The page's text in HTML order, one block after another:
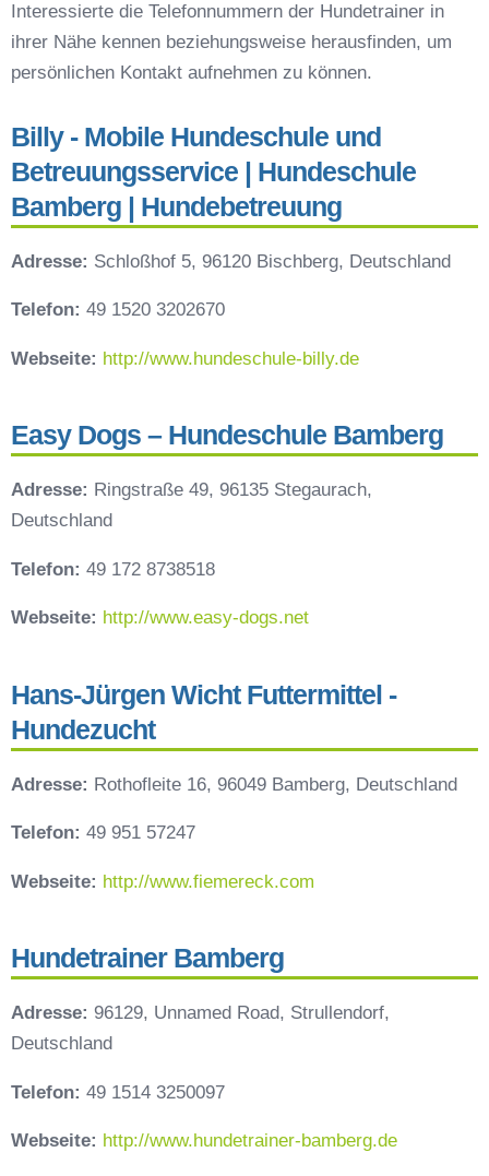
Interessierte die Telefonnummern der Hundetrainer in
ihrer Nähe kennen beziehungsweise herausfinden, um
persönlichen Kontakt aufnehmen zu können.
Billy - Mobile Hundeschule und
Betreuungsservice | Hundeschule
Bamberg | Hundebetreuung
Adresse: Schloßhof 5, 96120 Bischberg, Deutschland
Telefon: 49 1520 3202670
Webseite: http://www.hundeschule-billy.de
Easy Dogs – Hundeschule Bamberg
Adresse: Ringstraße 49, 96135 Stegaurach,
Deutschland
Telefon: 49 172 8738518
Webseite: http://www.easy-dogs.net
Hans-Jürgen Wicht Futtermittel -
Hundezucht
Adresse: Rothofleite 16, 96049 Bamberg, Deutschland
Telefon: 49 951 57247
Webseite: http://www.fiemereck.com
Hundetrainer Bamberg
Adresse: 96129, Unnamed Road, Strullendorf,
Deutschland
Telefon: 49 1514 3250097
Webseite: http://www.hundetrainer-bamberg.de